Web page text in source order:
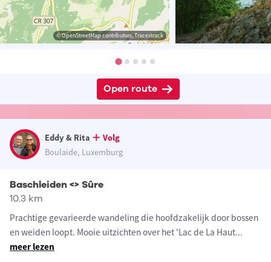
© OpenStreetMap contributors, Tracestrack
Open route
Eddy & Rita
Volg
Boulaide, Luxemburg
Baschleiden <> Sûre
10.3 km
Prachtige gevarieerde wandeling die hoofdzakelijk door bossen
en weiden loopt. Mooie uitzichten over het 'Lac de La Haut...
meer lezen